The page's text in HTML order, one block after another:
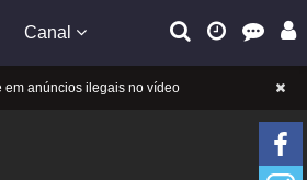
Canal
(Dublado)-21